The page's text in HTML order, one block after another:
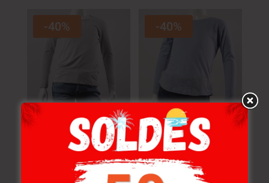
-40%
Lee Cooper Pull
Maille-01 Grey Fille
–53.000
DT
-40%
Lee Cooper Pull
Maille-06 Coral Fille
Nat.
38.000 53.000